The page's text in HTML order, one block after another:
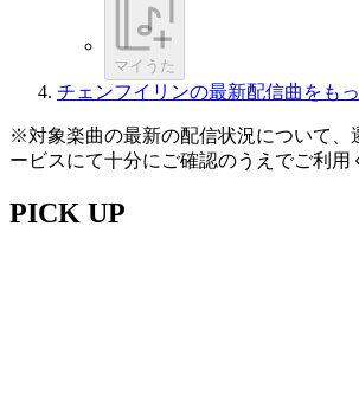
マイうた
チェンフイリンの最新配信曲をも
※対象楽曲の最新の配信状況について、
ービスにて十分にご確認のうえでご利用
PICK UP